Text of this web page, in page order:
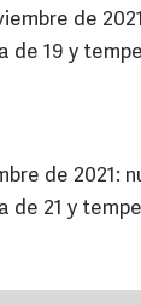
de
de 19 y
de 2021:
de 21 y